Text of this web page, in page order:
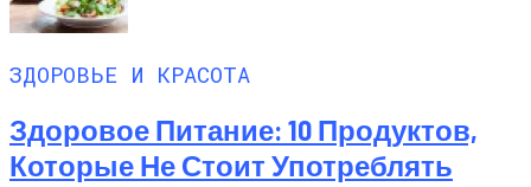
ЗДОРОВЬЕ И КРАСОТА
Здоровое Питание: 10 Продуктов,
Которые Не Стоит Употреблять